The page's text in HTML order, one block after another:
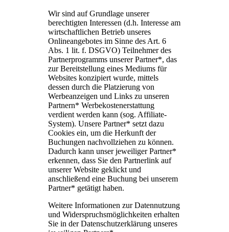
Wir sind auf Grundlage unserer
berechtigten Interessen (d.h. Interesse am
wirtschaftlichen Betrieb unseres
Onlineangebotes im Sinne des Art. 6
Abs. 1 lit. f. DSGVO) Teilnehmer des
Partnerprogramms unserer Partner*, das
zur Bereitstellung eines Mediums für
Websites konzipiert wurde, mittels
dessen durch die Platzierung von
Werbeanzeigen und Links zu unseren
Partnern* Werbekostenerstattung
verdient werden kann (sog. Affiliate-
System). Unsere Partner* setzt dazu
Cookies ein, um die Herkunft der
Buchungen nachvollziehen zu können.
Dadurch kann unser jeweiliger Partner*
erkennen, dass Sie den Partnerlink auf
unserer Website geklickt und
anschließend eine Buchung bei unserem
Partner* getätigt haben.
Weitere Informationen zur Datennutzung
und Widerspruchsmöglichkeiten erhalten
Sie in der Datenschutzerklärung unseres